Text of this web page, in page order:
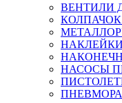
ВЕНТИЛИ
НАСОСЫ